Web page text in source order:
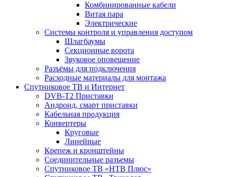
Комбинированные кабели
Витая пара
Электрические
Системы контроля и управления доступом
Шлагбаумы
Секционные ворота
Звуковое оповещение
Разъёмы для подключения
Расходные материалы для монтажа
Спутниковое ТВ и Интернет
DVB-Т2 Приставки
Андроид, смарт приставки
Кабельная продукция
Конвертеры
Круговые
Линейные
Крепеж и кронштейны
Соединительные разъемы
Спутниковое ТВ «НТВ Плюс»